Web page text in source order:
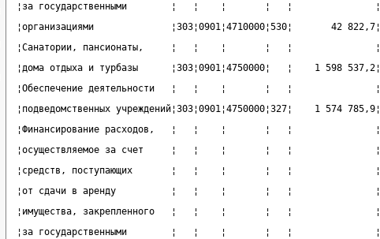
¦за государственными        ¦   ¦    ¦       ¦   ¦               ¦
¦организациями              ¦303¦0901¦4710000¦530¦       42 822,7¦
¦Санатории, пансионаты,     ¦   ¦    ¦       ¦   ¦               ¦
¦дома отдыха и турбазы      ¦303¦0901¦4750000¦   ¦    1 598 537,2¦
¦Обеспечение деятельности   ¦   ¦    ¦       ¦   ¦               ¦
¦подведомственных учреждений¦303¦0901¦4750000¦327¦    1 574 785,9¦
¦Финансирование расходов,   ¦   ¦    ¦       ¦   ¦               ¦
¦осуществляемое за счет     ¦   ¦    ¦       ¦   ¦               ¦
¦средств, поступающих       ¦   ¦    ¦       ¦   ¦               ¦
¦от сдачи в аренду          ¦   ¦    ¦       ¦   ¦               ¦
¦имущества, закрепленного   ¦   ¦    ¦       ¦   ¦               ¦
¦за государственными        ¦   ¦    ¦       ¦   ¦               ¦